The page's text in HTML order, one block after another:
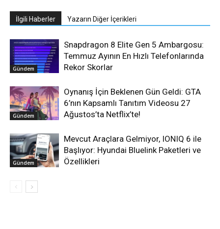
İlgili Haberler Yazarın Diğer İçerikleri
Gündem
Snapdragon 8 Elite Gen 5 Ambargosu:
Temmuz Ayının En Hızlı Telefonlarında
Rekor Skorlar
Gündem
Oynanış İçin Beklenen Gün Geldi: GTA
6’nın Kapsamlı Tanıtım Videosu 27
Ağustos’ta Netflix’te!
Gündem
Mevcut Araçlara Gelmiyor, IONIQ 6 ile
Başlıyor: Hyundai Bluelink Paketleri ve
Özellikleri